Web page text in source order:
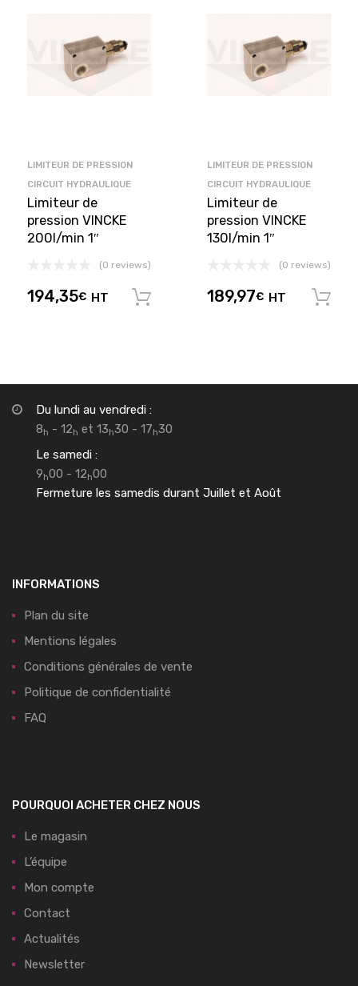
LIMITEUR DE PRESSION
CIRCUIT HYDRAULIQUE
Limiteur de
pression VINCKE
200l/min 1″
(0 reviews)
194,35€ HT Ajouter au panier
LIMITEUR DE PRESSION
CIRCUIT HYDRAULIQUE
Limiteur de
pression VINCKE
130l/min 1″
(0 reviews)
189,97€ HT
Du lundi au vendredi :
8h - 12h et 13h30 - 17h30
Le samedi :
9h00 - 12h00
Fermeture les samedis durant Juillet et Août
INFORMATIONS
Plan du site
Mentions légales
Conditions générales de vente
Politique de confidentialité
FAQ
POURQUOI ACHETER CHEZ NOUS
Le magasin
L’équipe
Mon compte
Contact
Actualités
Newsletter